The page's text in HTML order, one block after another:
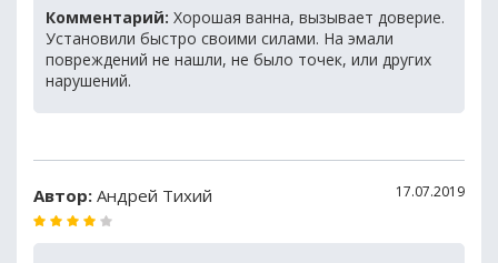
Комментарий: Хорошая ванна, вызывает доверие.
Установили быстро своими силами. На эмали
повреждений не нашли, не было точек, или других
нарушений.
Автор: Андрей Тихий 17.07.2019